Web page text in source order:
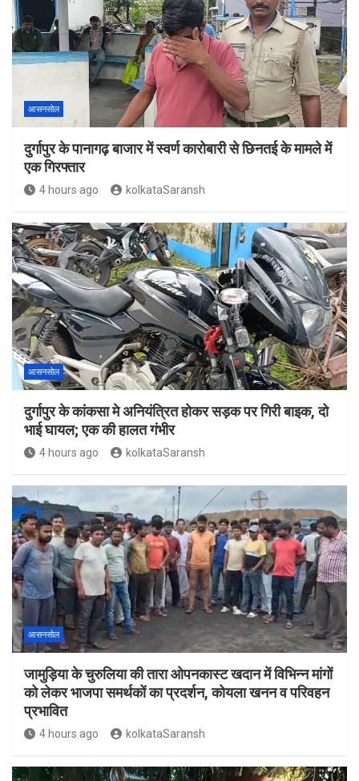
आसनसोल
दुर्गापुर के पानागढ़ बाजार में स्वर्ण कारोबारी से छिनतई के मामले में
एक गिरफ्तार
4 hours ago kolkataSaransh
आसनसोल
दुर्गापुर के कांकसा मे अनियंत्रित होकर सड़क पर गिरी बाइक, दो
भाई घायल; एक की हालत गंभीर
4 hours ago kolkataSaransh
आसनसोल
जामुड़िया के चुरुलिया की तारा ओपनकास्ट खदान में विभिन्न मांगों
को लेकर भाजपा समर्थकों का प्रदर्शन, कोयला खनन व परिवहन
प्रभावित
4 hours ago kolkataSaransh